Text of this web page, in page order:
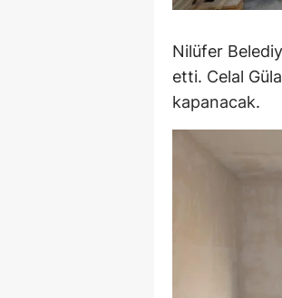
Nilüfer
etti. Celal
kapanacak.